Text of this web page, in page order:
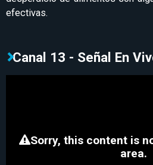
efectivas.
Canal 13 - Señal En